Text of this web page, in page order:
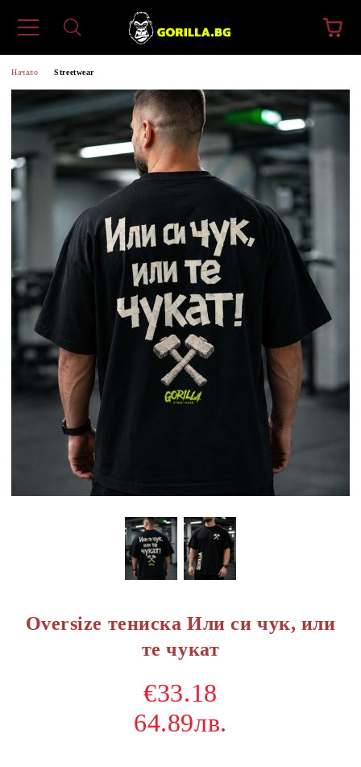
Начало Streetwear
Oversize тениска Или си чук, или
те чукат
€33.18
64.89лв.